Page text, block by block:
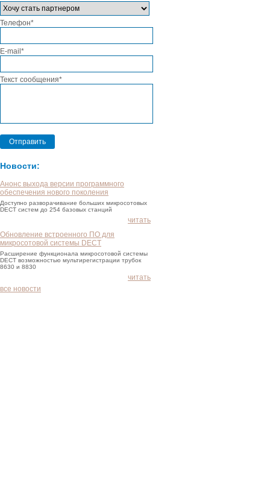
Телефон*
E-mail*
Текст сообщения*
Отправить
Новости:
Анонс выхода версии программного
обеспечения нового поколения
Доступно разворачивание больших микросотовых
DECT систем до 254 базовых станций
читать
Обновление встроенного ПО для
микросотовой системы DECT
Расширение функционала микросотовой системы
DECT возможностью мультирегистрации трубок
8630 и 8830
читать
все новости